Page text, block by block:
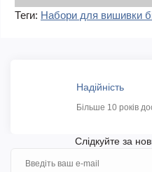
Теги: Набори для вишивки
Надійність
Більше 10 років
Слідкуйте за